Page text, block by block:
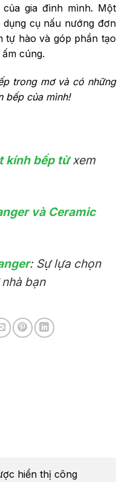
gia đình mình. Một
cụ nấu nướng đơn
tự hào và góp phần tạo
cúng.
trong mơ và có những
bếp của mình!
kính bếp từxem
và Ceramic
: Sự lựa chọn
bạn
hiển thị công